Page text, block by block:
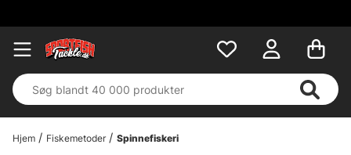
Hjem Fiskemetoder Spinnefiskeri